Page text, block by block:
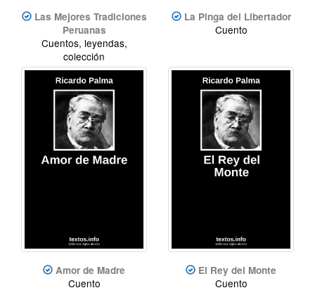
Las Mejores Tradiciones
Peruanas
Cuentos, leyendas,
colección
La Pinga del Libertador
Cuento
Amor de Madre
Cuento
El Rey del Monte
Cuento